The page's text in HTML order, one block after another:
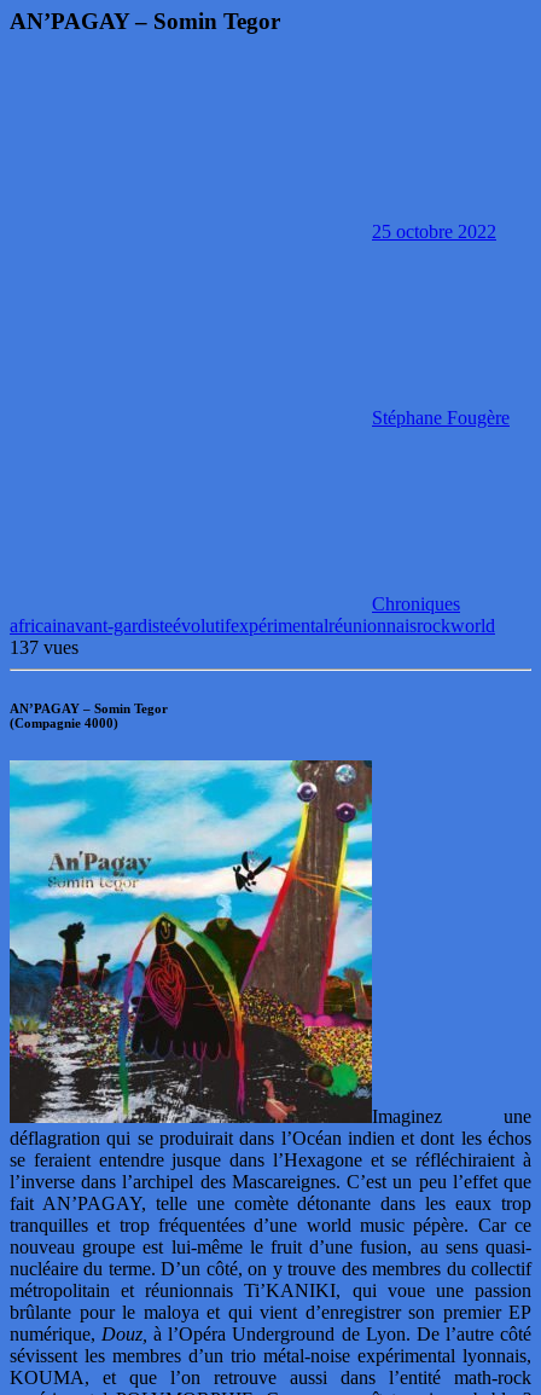
AN’PAGAY – Somin Tegor
25 octobre 2022
Stéphane Fougère
Chroniques
africainavant-gardisteévolutifexpérimentalréunionnaisrockworld
137 vues
AN’PAGAY – Somin Tegor
(Compagnie 4000)
Imaginez une
déflagration qui se produirait dans l’Océan indien et dont les échos
se feraient entendre jusque dans l’Hexagone et se réfléchiraient à
l’inverse dans l’archipel des Mascareignes. C’est un peu l’effet que
fait AN’PAGAY, telle une comète détonante dans les eaux trop
tranquilles et trop fréquentées d’une world music pépère. Car ce
nouveau groupe est lui-même le fruit d’une fusion, au sens quasi-
nucléaire du terme. D’un côté, on y trouve des membres du collectif
métropolitain et réunionnais Ti’KANIKI, qui voue une passion
brûlante pour le maloya et qui vient d’enregistrer son premier EP
numérique, Douz, à l’Opéra Underground de Lyon. De l’autre côté
sévissent les membres d’un trio métal-noise expérimental lyonnais,
KOUMA, et que l’on retrouve aussi dans l’entité math-rock